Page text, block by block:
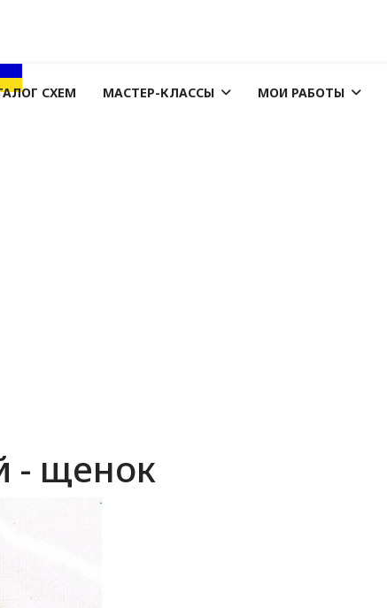
СХЕМ МАСТЕР-КЛАССЫ МОИ РАБОТЫ
- щенок